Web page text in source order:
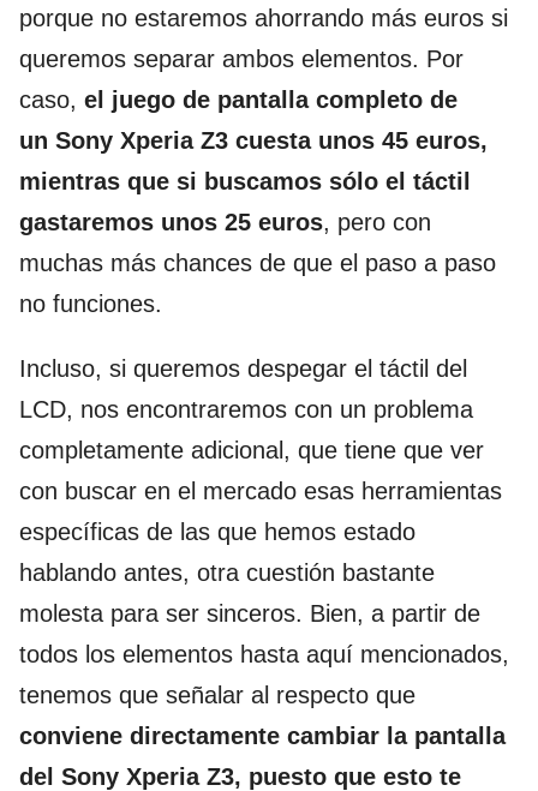
porque no estaremos ahorrando más euros si
queremos separar ambos elementos. Por
caso, el juego de pantalla completo de
un Sony Xperia Z3 cuesta unos 45 euros,
mientras que si buscamos sólo el táctil
gastaremos unos 25 euros, pero con
muchas más chances de que el paso a paso
no funciones.
Incluso, si queremos despegar el táctil del
LCD, nos encontraremos con un problema
completamente adicional, que tiene que ver
con buscar en el mercado esas herramientas
específicas de las que hemos estado
hablando antes, otra cuestión bastante
molesta para ser sinceros. Bien, a partir de
todos los elementos hasta aquí mencionados,
tenemos que señalar al respecto que
conviene directamente cambiar la pantalla
del Sony Xperia Z3, puesto que esto te